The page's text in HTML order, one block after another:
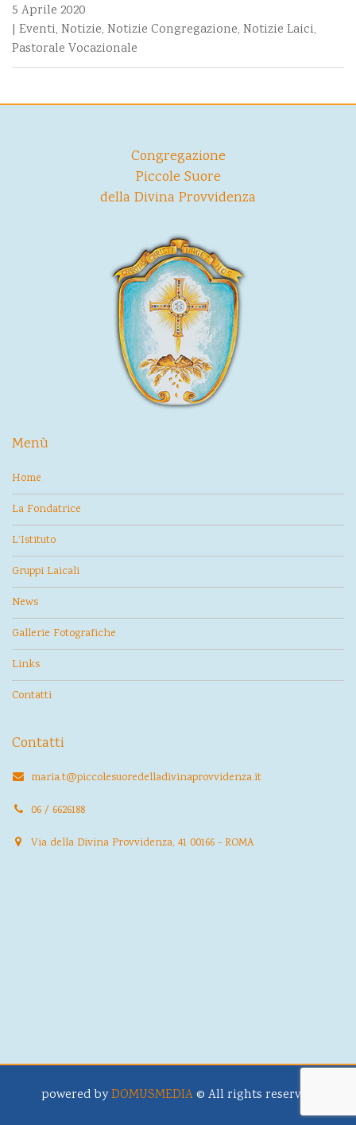
5 Aprile 2020
| Eventi, Notizie, Notizie Congregazione, Notizie Laici,
Pastorale Vocazionale
Congregazione
Piccole Suore
della Divina Provvidenza
Menù
Home
La Fondatrice
L’Istituto
Gruppi Laicali
News
Gallerie Fotografiche
Links
Contatti
Contatti
maria.t@piccolesuoredelladivinaprovvidenza.it
06 / 6626188
Via della Divina Provvidenza, 41 00166 - ROMA
powered byDOMUSMEDIA© All rights reserved